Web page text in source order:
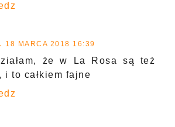
18 MARCA 2018 16:39
że w La Rosa są też
i to całkiem fajne